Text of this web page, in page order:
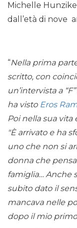
Michelle
dall’età di nove
“Nella prima
scritto, con
un’intervista a
ha visto Eros
Poi nella sua vita
″È arrivato e ha
uno che non si
donna che
famiglia… Anche
subito dato il
mancava nelle
dopo il mio